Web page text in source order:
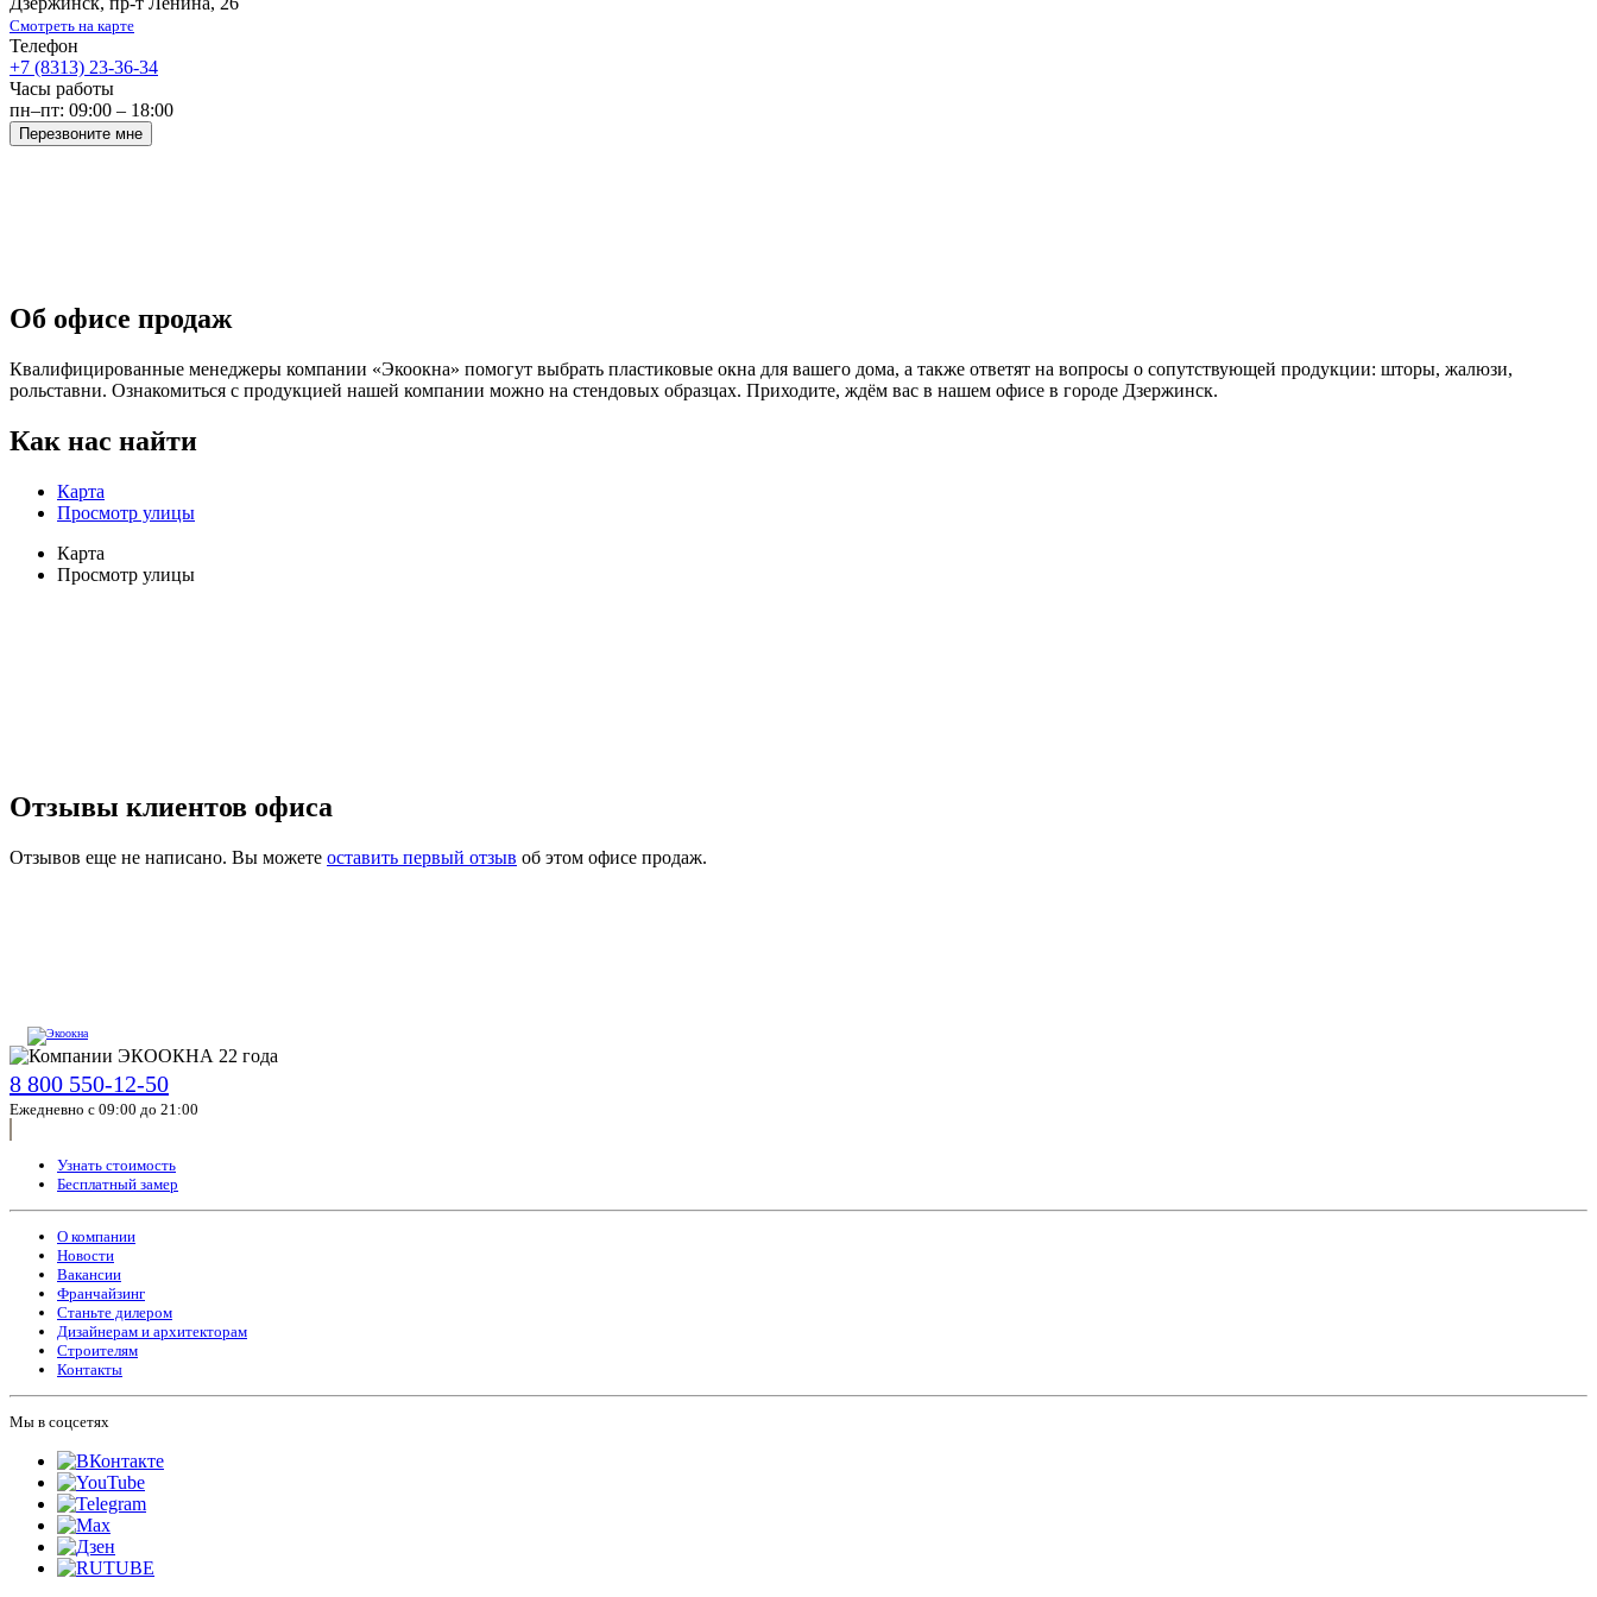
Смотреть на карте
Телефон
+7 (8313) 23-36-34
Часы работы
пн–пт: 09:00 – 18:00
Перезвоните мне
Об офисе продаж
Квалифицированные менеджеры компании «Экоокна» помогут выбрать пластиковые окна для вашего дома, а также ответят на вопросы о сопутствующей продукции: шторы, жалюзи,
рольставни. Ознакомиться с продукцией нашей компании можно на стендовых образцах. Приходите, ждём вас в нашем офисе в городе Дзержинск.
Как нас найти
Карта
Просмотр улицы
Карта
Просмотр улицы
Отзывы клиентов офиса
Отзывов еще не написано. Вы можете оставить первый отзыв об этом офисе продаж.
8 800 550-12-50
Ежедневно с 09:00 до 21:00
Узнать стоимость
Бесплатный замер
О компании
Новости
Вакансии
Франчайзинг
Станьте дилером
Дизайнерам и архитекторам
Строителям
Контакты
Мы в соцсетях